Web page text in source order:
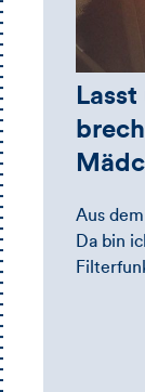
Aus
Da bin